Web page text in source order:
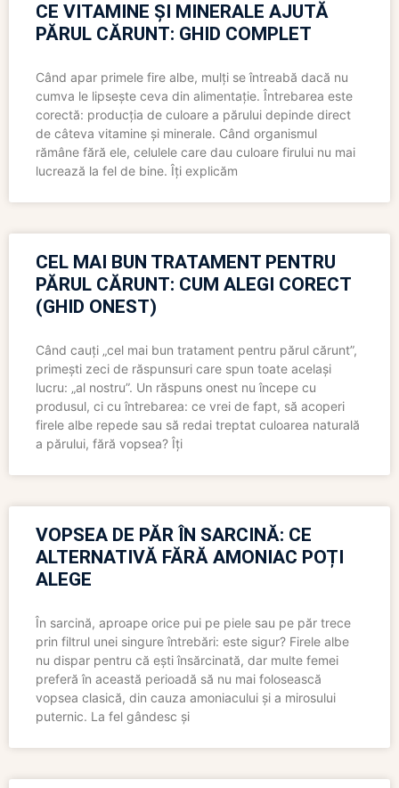
CE VITAMINE ȘI MINERALE AJUTĂ
PĂRUL CĂRUNT: GHID COMPLET
Când apar primele fire albe, mulți se întreabă dacă nu
cumva le lipsește ceva din alimentație. Întrebarea este
corectă: producția de culoare a părului depinde direct
de câteva vitamine și minerale. Când organismul
rămâne fără ele, celulele care dau culoare firului nu mai
lucrează la fel de bine. Îți explicăm
CEL MAI BUN TRATAMENT PENTRU
PĂRUL CĂRUNT: CUM ALEGI CORECT
(GHID ONEST)
Când cauți „cel mai bun tratament pentru părul cărunt”,
primești zeci de răspunsuri care spun toate același
lucru: „al nostru”. Un răspuns onest nu începe cu
produsul, ci cu întrebarea: ce vrei de fapt, să acoperi
firele albe repede sau să redai treptat culoarea naturală
a părului, fără vopsea? Îți
VOPSEA DE PĂR ÎN SARCINĂ: CE
ALTERNATIVĂ FĂRĂ AMONIAC POȚI
ALEGE
În sarcină, aproape orice pui pe piele sau pe păr trece
prin filtrul unei singure întrebări: este sigur? Firele albe
nu dispar pentru că ești însărcinată, dar multe femei
preferă în această perioadă să nu mai folosească
vopsea clasică, din cauza amoniacului și a mirosului
puternic. La fel gândesc și